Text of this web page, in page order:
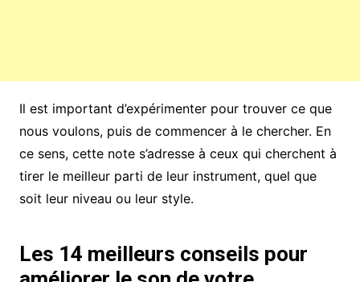
Il est important d’expérimenter pour trouver ce que
nous voulons, puis de commencer à le chercher. En
ce sens, cette note s’adresse à ceux qui cherchent à
tirer le meilleur parti de leur instrument, quel que
soit leur niveau ou leur style.
Les 14 meilleurs conseils pour